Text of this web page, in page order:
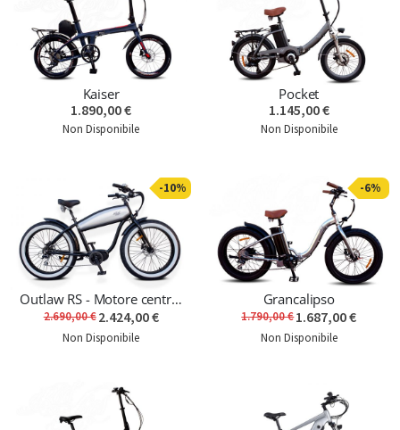
Kaiser
1.890,00 €
Non Disponibile
Pocket
1.145,00 €
Non Disponibile
-10%
Outlaw RS - Motore centrale - Ultimo modello
2.690,00 €2.424,00 €
Non Disponibile
-6%
Grancalipso
1.790,00 €1.687,00 €
Non Disponibile